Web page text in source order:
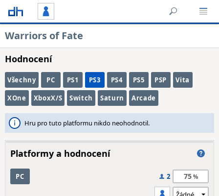
Warriors of Fate
Hodnocení
Všechny PC PS1 PS3 PS4 PS5 PSP Vita
XOne XboxX/S Switch Saturn Arcade
Hru pro tuto platformu nikdo neohodnotil.
Platformy a hodnocení
PC 2 75